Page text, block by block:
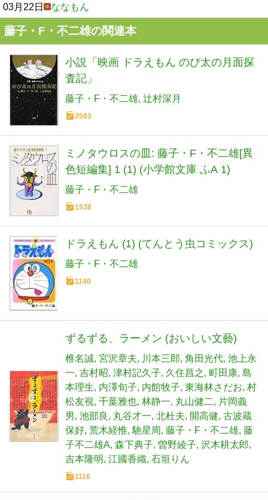
03月22日 ななもん
藤子・F・不二雄の関連本
小説「映画 ドラえもん のび太の月面探
査記」
藤子・F・不二雄 辻村深月
2683
ミノタウロスの皿: 藤子・F・不二雄[異
色短編集] 1 (1) (小学館文庫 ふA 1)
藤子・F・不二雄
1538
ドラえもん (1) (てんとう虫コミックス)
藤子・F・不二雄
1140
ずるずる、ラーメン (おいしい文藝)
椎名誠 宮沢章夫 川本三郎 角田光代 池上永
一 吉村昭 津村記久子 久住昌之 町田康 島
本理生 内澤旬子 内館牧子 東海林さだお 村
松友視 千葉雅也 林静一 丸山健二
片岡義
男 池部良 丸谷才一 北杜夫 開高健 古波蔵
保好 荒木経惟 馳星周 藤子・F・不二雄 藤
子不二雄A 森下典子 曽野綾子 沢木耕太郎
吉本隆明 江國香織 石垣りん
1116